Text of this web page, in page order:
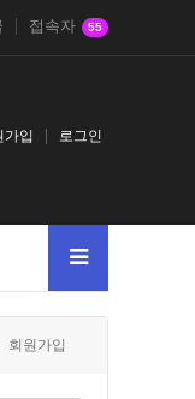
접속자 55
가입 로그인
회원가입